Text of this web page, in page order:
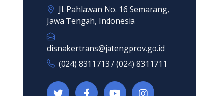
Jl. Pahlawan No. 16 Semarang,
Jawa Tengah, Indonesia
disnakertrans@jatengprov.go.id
(024) 8311713 / (024) 8311711